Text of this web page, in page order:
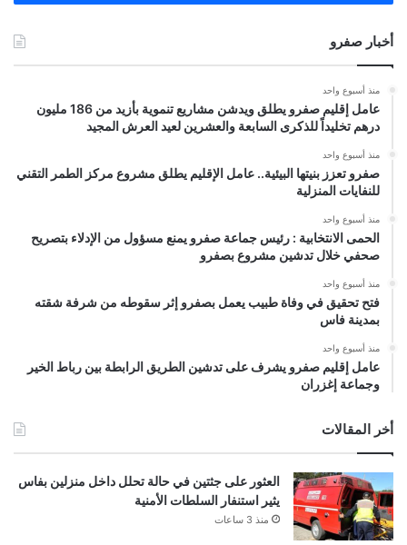
أخبار صفرو
منذ أسبوع واحد
عامل إقليم صفرو يطلق ويدشن مشاريع تنموية بأزيد من 186 مليون
درهم تخليداً للذكرى السابعة والعشرين لعيد العرش المجيد
منذ أسبوع واحد
صفرو تعزز بنيتها البيئية.. عامل الإقليم يطلق مشروع مركز الطمر التقني
للنفايات المنزلية
منذ أسبوع واحد
الحمى الانتخابية : رئيس جماعة صفرو يمنع مسؤول من الإدلاء بتصريح
صحفي خلال تدشين مشروع بصفرو
منذ أسبوع واحد
فتح تحقيق في وفاة طبيب يعمل بصفرو إثر سقوطه من شرفة شقته
بمدينة فاس
منذ أسبوع واحد
عامل إقليم صفرو يشرف على تدشين الطريق الرابطة بين رباط الخير
وجماعة إغزران
أخر المقالات
العثور على جثتين في حالة تحلل داخل منزلين بفاس
يثير استنفار السلطات الأمنية
منذ 3 ساعات